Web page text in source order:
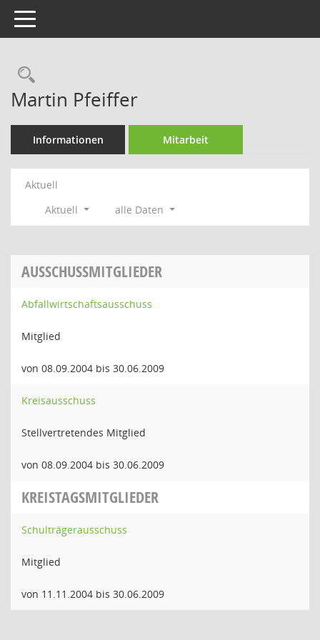
Toggle navigation
Rechercheauswahl
Martin Pfeiffer
Informationen Mitarbeit
Aktuell
Aktuell
alle Daten
AUSSCHUSSMITGLIEDER
Abfallwirtschaftsausschuss
Mitglied
von 08.09.2004 bis 30.06.2009
Kreisausschuss
Stellvertretendes Mitglied
von 08.09.2004 bis 30.06.2009
KREISTAGSMITGLIEDER
Schulträgerausschuss
Mitglied
von 11.11.2004 bis 30.06.2009